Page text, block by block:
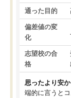
通った目的
偏差値の変
化
志望校の合
格
思ったより安
端的に言うと